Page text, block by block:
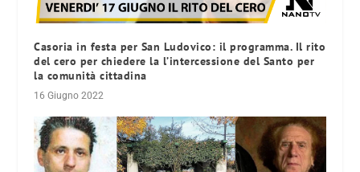
Casoria in festa per San Ludovico: il programma. Il rito
del cero per chiedere la l’intercessione del Santo per
la comunità cittadina
16 Giugno 2022